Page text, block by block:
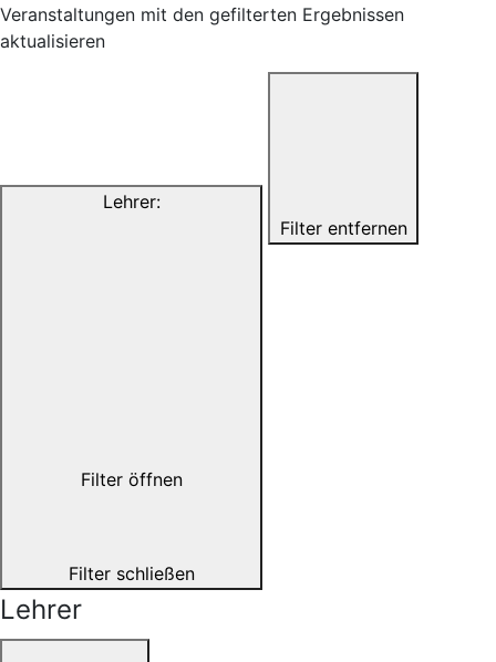
Veranstaltungen mit den gefilterten Ergebnissen
aktualisieren
Lehrer:
Filter öffnen
Filter schließen
Filter entfernen
Lehrer